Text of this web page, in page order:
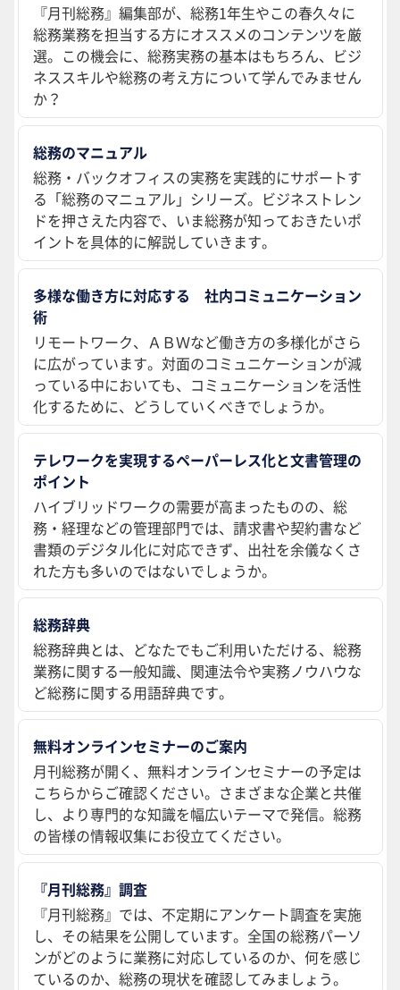
『月刊総務』編集部が、総務1年生やこの春久々に
総務業務を担当する方にオススメのコンテンツを厳
選。この機会に、総務実務の基本はもちろん、ビジ
ネススキルや総務の考え方について学んでみません
か？
総務のマニュアル
総務・バックオフィスの実務を実践的にサポートす
る「総務のマニュアル」シリーズ。ビジネストレン
ドを押さえた内容で、いま総務が知っておきたいポ
イントを具体的に解説していきます。
多様な働き方に対応する 社内コミュニケーション
術
リモートワーク、ＡＢＷなど働き方の多様化がさら
に広がっています。対面のコミュニケーションが減
っている中においても、コミュニケーションを活性
化するために、どうしていくべきでしょうか。
テレワークを実現するペーパーレス化と文書管理の
ポイント
ハイブリッドワークの需要が高まったものの、総
務・経理などの管理部門では、請求書や契約書など
書類のデジタル化に対応できず、出社を余儀なくさ
れた方も多いのではないでしょうか。
総務辞典
総務辞典とは、どなたでもご利用いただける、総務
業務に関する一般知識、関連法令や実務ノウハウな
ど総務に関する用語辞典です。
無料オンラインセミナーのご案内
月刊総務が開く、無料オンラインセミナーの予定は
こちらからご確認ください。さまざまな企業と共催
し、より専門的な知識を幅広いテーマで発信。総務
の皆様の情報収集にお役立てください。
『月刊総務』調査
『月刊総務』では、不定期にアンケート調査を実施
し、その結果を公開しています。全国の総務パーソ
ンがどのように業務に対応しているのか、何を感じ
ているのか、総務の現状を確認してみましょう。